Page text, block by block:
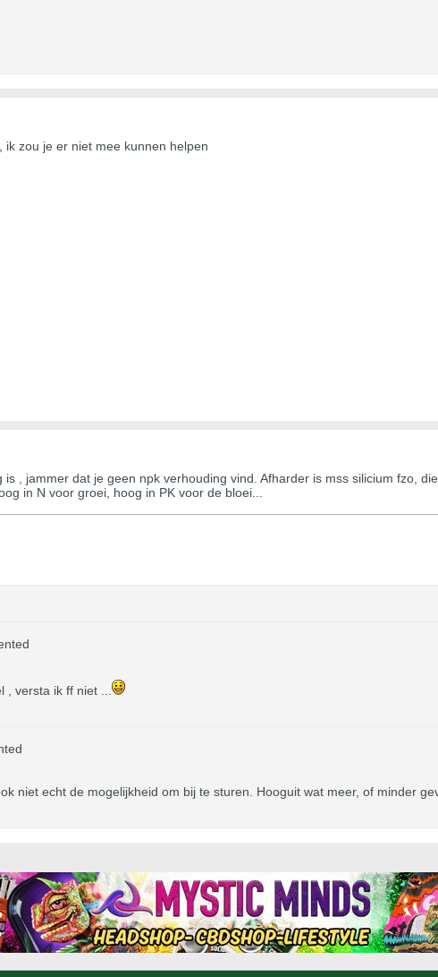
ik zou je er niet mee kunnen helpen
is , jammer dat je geen npk verhouding vind. Afharder is mss silicium fzo,
in N voor groei, hoog in PK voor de bloei...
, versta ik ff niet ...
niet echt de mogelijkheid om bij te sturen. Hooguit wat meer, of minder